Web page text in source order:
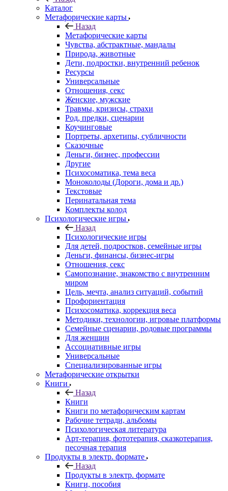
Каталог
Mетафорические карты
Назад
Mетафорические карты
Чувства, абстрактные, мандалы
Природа, животные
Дети, подростки, внутренний ребенок
Ресурсы
Универсальные
Отношения, секс
Женские, мужские
Травмы, кризисы, страхи
Род, предки, сценарии
Коучинговые
Портреты, архетипы, субличности
Сказочные
Деньги, бизнес, профессии
Другие
Психосоматика, тема веса
Моноколоды (Дороги, дома и др.)
Текстовые
Перинатальная тема
Комплекты колод
Психологические игры
Назад
Психологические игры
Для детей, подростков, семейные игры
Деньги, финансы, бизнес-игры
Отношения, секс
Самопознание, знакомство с внутренним
миром
Цель, мечта, анализ ситуаций, событий
Профориентация
Психосоматика, коррекция веса
Методики, технологии, игровые платформы
Семейные сценарии, родовые программы
Для женщин
Ассоциативные игры
Универсальные
Специализированные игры
Метафорические открытки
Книги
Назад
Книги
Книги по метафорическим картам
Рабочие тетради, альбомы
Психологическая литература
Арт-терапия, фототерапия, сказкотерапия,
песочная терапия
Продукты в электр. формате
Назад
Продукты в электр. формате
Книги, пособия